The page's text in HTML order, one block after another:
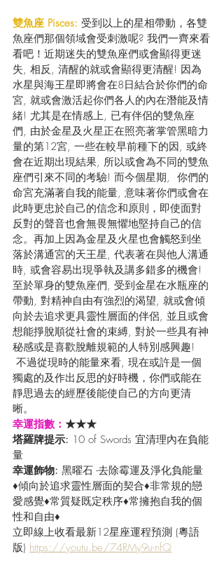
雙魚座 Pisces: 受到以上的星相帶動，各雙
魚座們那個領域會受刺激呢? 我們一齊來看
看吧！近期迷失的雙魚座們或會顯得更迷
失, 相反, 清醒的就或會顯得更清醒! 因為
水星與海王星即將會在8日結合於你們的命
宮, 就或會激活起你們各人的內在潛能及情
緒! 尤其是在情感上, 已有伴侶的雙魚座
們, 由於金星及火星正在照亮著掌管黑暗力
量的第12宮, 一些在較早前種下的因, 或終
會在近期出現結果, 所以或會為不同的雙魚
座們引來不同的考驗! 而今個星期,  你們的
命宮充滿著自我的能量, 意味著你們或會在
此時更忠於自己的信念和原則，即使面對
反對的聲音也會無畏無懼地堅持自己的信
念。再加上因為金星及火星也會觸怒到坐
落於溝通宮的天王星, 代表著在與他人溝通
時, 或會容易出現爭執及講多錯多的機會!
至於單身的雙魚座們, 受到金星在水瓶座的
帶動, 對精神自由有強烈的渴望, 就或會傾
向於去追求更具靈性層面的伴侶, 並且或會
想能掙脫順從社會的束縛, 對於一些具有神
秘感或是喜歡脫離規範的人特別感興趣!
不過從現時的能量來看, 現在或許是一個
獨處的及作出反思的好時機，你們或能在
靜思過去的經歷後能使自己的方向更清
晰。
幸運指數： ★★★
塔羅牌提示: 10 of Swords 宜清理內在負能
量
幸運飾物: 黑曜石 -去除霉運及淨化負能量
♦傾向於追求靈性層面的契合♦非常規的戀
愛感覺♦常質疑既定秩序♦常擁抱自我的個
性和自由♦
立即線上收看最新12星座運程預測 (粵語
版) https://youtu.be/74RMy9u-nfQ